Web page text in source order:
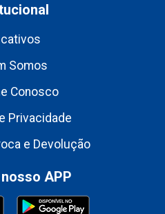
Somos
Conosco
Privacidade
e Devolução
APP